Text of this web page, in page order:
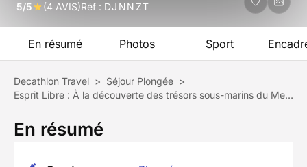
5/5 (4 AVIS)Réf : DJNNZT
En résumé Photos Sport
Decathlon Travel > Séjour Plongée >
Esprit Libre : À la découverte des trésors sous-marins du Mexique
En résumé